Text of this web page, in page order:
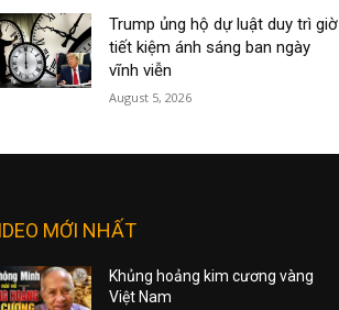
Trump ủng hộ dự luật duy trì giờ
tiết kiệm ánh sáng ban ngày
vĩnh viễn
August 5, 2026
MỚI NHẤT
Khủng hoảng kim cương vàng
Việt Nam